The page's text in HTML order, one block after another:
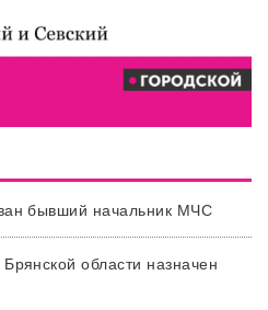
бывший начальник МЧС
области назначен